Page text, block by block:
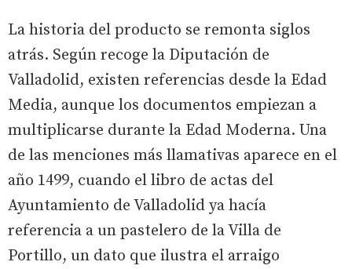
La historia del producto se remonta siglos
atrás. Según recoge la Diputación de
Valladolid, existen referencias desde la Edad
Media, aunque los documentos empiezan a
multiplicarse durante la Edad Moderna. Una
de las menciones más llamativas aparece en el
año 1499, cuando el libro de actas del
Ayuntamiento de Valladolid ya hacía
referencia a un pastelero de la Villa de
Portillo, un dato que ilustra el arraigo